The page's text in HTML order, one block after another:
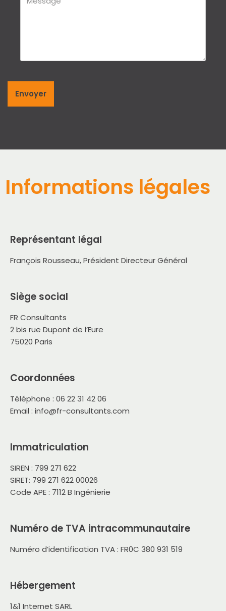
Envoyer
Informations légales
Représentant légal
François Rousseau, Président Directeur Général
Siège social
FR Consultants
2 bis rue Dupont de l’Eure
75020 Paris
Coordonnées
Téléphone : 06 22 31 42 06
Email : info@fr-consultants.com
Immatriculation
SIREN : 799 271 622
SIRET: 799 271 622 00026
Code APE : 7112 B Ingénierie
Numéro de TVA intracommunautaire
Numéro d’identification TVA : FR0C 380 931 519
Hébergement
1&1 Internet SARL